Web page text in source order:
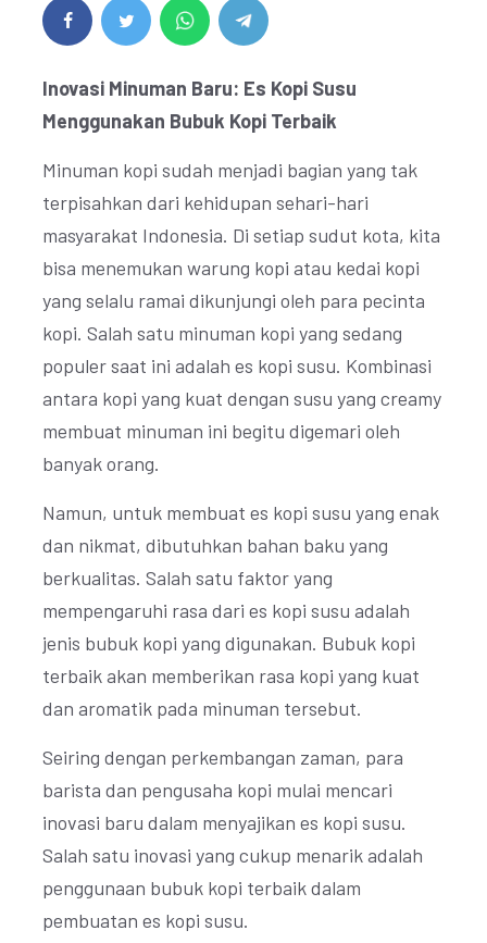
Inovasi Minuman Baru: Es Kopi Susu
Menggunakan Bubuk Kopi Terbaik
Minuman kopi sudah menjadi bagian yang tak
terpisahkan dari kehidupan sehari-hari
masyarakat Indonesia. Di setiap sudut kota, kita
bisa menemukan warung kopi atau kedai kopi
yang selalu ramai dikunjungi oleh para pecinta
kopi. Salah satu minuman kopi yang sedang
populer saat ini adalah es kopi susu. Kombinasi
antara kopi yang kuat dengan susu yang creamy
membuat minuman ini begitu digemari oleh
banyak orang.
Namun, untuk membuat es kopi susu yang enak
dan nikmat, dibutuhkan bahan baku yang
berkualitas. Salah satu faktor yang
mempengaruhi rasa dari es kopi susu adalah
jenis bubuk kopi yang digunakan. Bubuk kopi
terbaik akan memberikan rasa kopi yang kuat
dan aromatik pada minuman tersebut.
Seiring dengan perkembangan zaman, para
barista dan pengusaha kopi mulai mencari
inovasi baru dalam menyajikan es kopi susu.
Salah satu inovasi yang cukup menarik adalah
penggunaan bubuk kopi terbaik dalam
pembuatan es kopi susu.